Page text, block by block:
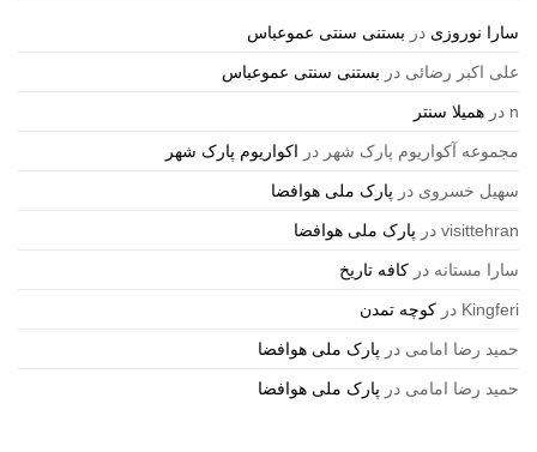
سارا نوروزی در بستنی سنتی عموعباس
علی اکبر رضائی در بستنی سنتی عموعباس
n در همیلا سنتر
مجموعه آکواریوم پارک شهر در اکواریوم پارک شهر
سهیل خسروی در پارک ملی هوافضا
visittehran در پارک ملی هوافضا
سارا مستانه در کافه تاریخ
Kingferi در کوچه تمدن
حمید رضا امامی در پارک ملی هوافضا
حمید رضا امامی در پارک ملی هوافضا